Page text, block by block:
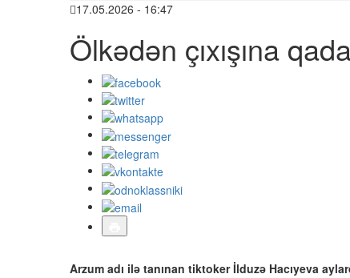
17.05.2026 - 16:47
Ölkədən çıxışına
Arzum adı ilə tanınan tiktoker İlduzə Hacıyeva